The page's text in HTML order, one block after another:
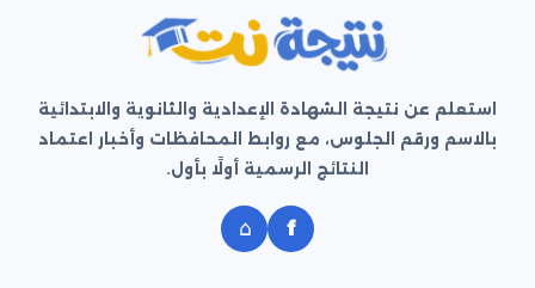
استعلم عن نتيجة الشهادة الإعدادية والثانوية والابتدائية
بالاسم ورقم الجلوس، مع روابط المحافظات وأخبار اعتماد
النتائج الرسمية أولًا بأول.
f
⌂